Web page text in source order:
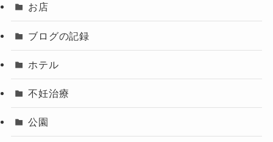
お店
ブログの記録
ホテル
不妊治療
公園